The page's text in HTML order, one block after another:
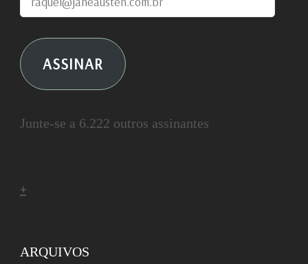
ASSINAR
Junte-se a 6.222 outros assinantes
+
ARQUIVOS